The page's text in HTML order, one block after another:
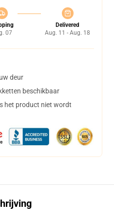
07
Delivered
Aug. 11 - Aug. 18
deur
beschikbaar
het product niet wordt